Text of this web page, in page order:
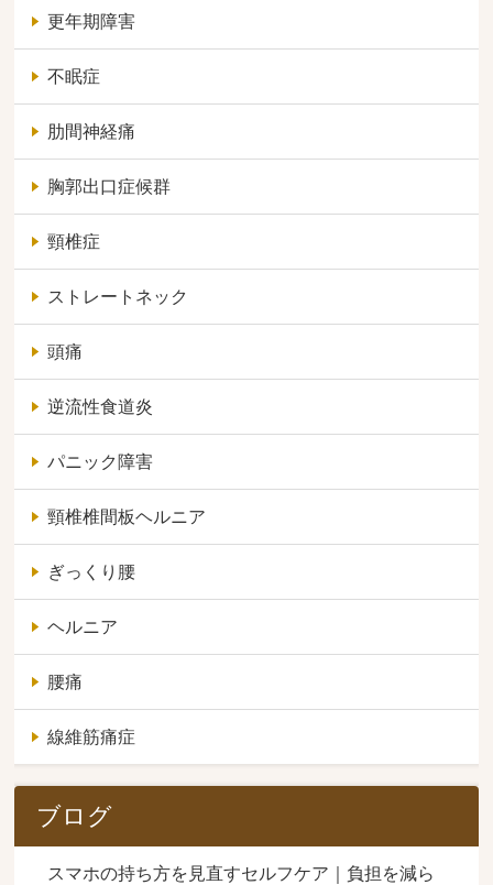
更年期障害
不眠症
肋間神経痛
胸郭出口症候群
頸椎症
ストレートネック
頭痛
逆流性食道炎
パニック障害
頸椎椎間板ヘルニア
ぎっくり腰
ヘルニア
腰痛
線維筋痛症
ブログ
スマホの持ち方を見直すセルフケア｜負担を減ら